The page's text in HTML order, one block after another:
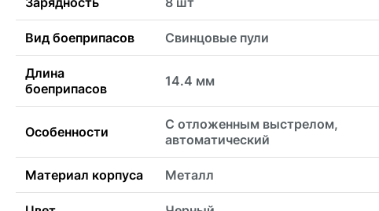
Вид боеприпасов Свинцовые пули
Длина
боеприпасов
14.4 мм
Особенности
С отложенным выстрелом,
автоматический
Материал корпуса Металл